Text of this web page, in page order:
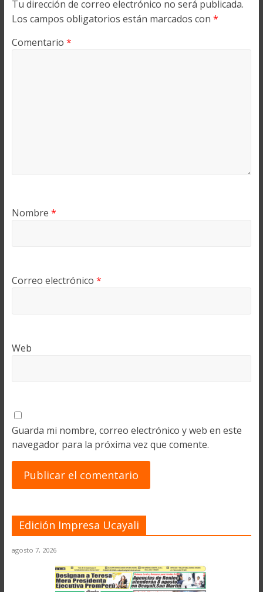
Tu dirección de correo electrónico no será publicada.
Los campos obligatorios están marcados con *
Comentario *
Nombre *
Correo electrónico *
Web
Guarda mi nombre, correo electrónico y web en este
navegador para la próxima vez que comente.
Edición Impresa Ucayali
agosto 7, 2026